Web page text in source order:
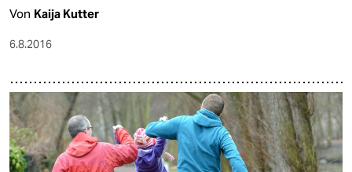
Von Kaija Kutter
6.8.2016